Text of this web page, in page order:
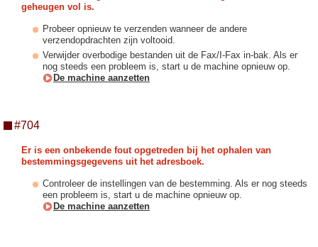
geheugen vol is.
Probeer opnieuw te verzenden wanneer de andere
verzendopdrachten zijn voltooid.
Verwijder overbodige bestanden uit de Fax/I-Fax in-bak. Als er
nog steeds een probleem is, start u de machine opnieuw op.
De machine aanzetten
#704
Er is een onbekende fout opgetreden bij het ophalen van
bestemmingsgegevens uit het adresboek.
Controleer de instellingen van de bestemming. Als er nog steeds
een probleem is, start u de machine opnieuw op.
De machine aanzetten